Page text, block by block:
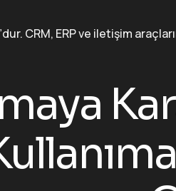
CRM, ERP ve iletişim